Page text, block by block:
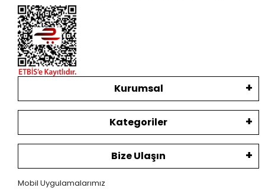
Kurumsal
Kategoriler
Bize Ulaşın
Mobil Uygulamalarımız